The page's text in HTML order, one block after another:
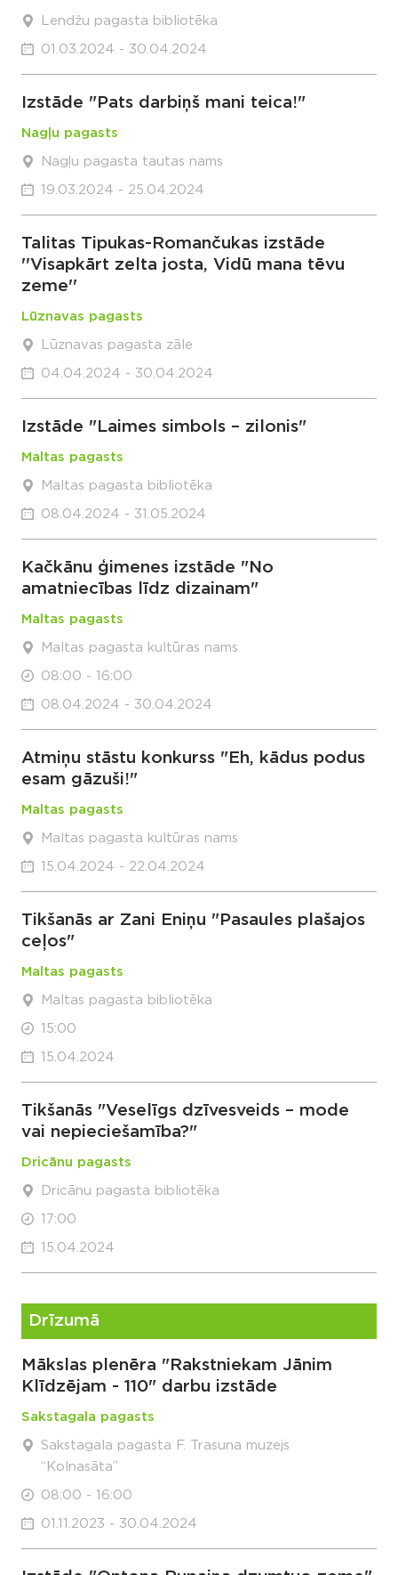
Lendžu pagasta bibliotēka
01.03.2024 - 30.04.2024
Izstāde "Pats darbiņš mani teica!"
Nagļu pagasts
Nagļu pagasta tautas nams
19.03.2024 - 25.04.2024
Talitas Tipukas-Romančukas izstāde
''Visapkārt zelta josta, Vidū mana tēvu
zeme''
Lūznavas pagasts
Lūznavas pagasta zāle
04.04.2024 - 30.04.2024
Izstāde "Laimes simbols – zilonis"
Maltas pagasts
Maltas pagasta bibliotēka
08.04.2024 - 31.05.2024
Kačkānu ģimenes izstāde "No
amatniecības līdz dizainam"
Maltas pagasts
Maltas pagasta kultūras nams
08:00 - 16:00
08.04.2024 - 30.04.2024
Atmiņu stāstu konkurss "Eh, kādus podus
esam gāzuši!"
Maltas pagasts
Maltas pagasta kultūras nams
15.04.2024 - 22.04.2024
Tikšanās ar Zani Eniņu "Pasaules plašajos
ceļos"
Maltas pagasts
Maltas pagasta bibliotēka
15:00
15.04.2024
Tikšanās "Veselīgs dzīvesveids – mode
vai nepieciešamība?"
Dricānu pagasts
Dricānu pagasta bibliotēka
17:00
15.04.2024
Drīzumā
Mākslas plenēra "Rakstniekam Jānim
Klīdzējam - 110" darbu izstāde
Sakstagala pagasts
Sakstagala pagasta F. Trasuna muzejs
“Kolnasāta”
08:00 - 16:00
01.11.2023 - 30.04.2024